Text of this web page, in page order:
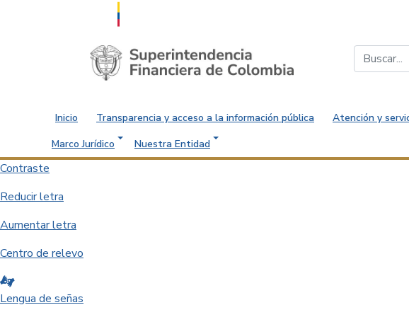
Saltar al contenido principal
Inicio Transparencia y acceso a la información pública Atención y
Marco Jurídico
Nuestra Entidad
Contraste
Reducir letra
Aumentar letra
Centro de relevo
Lengua de señas